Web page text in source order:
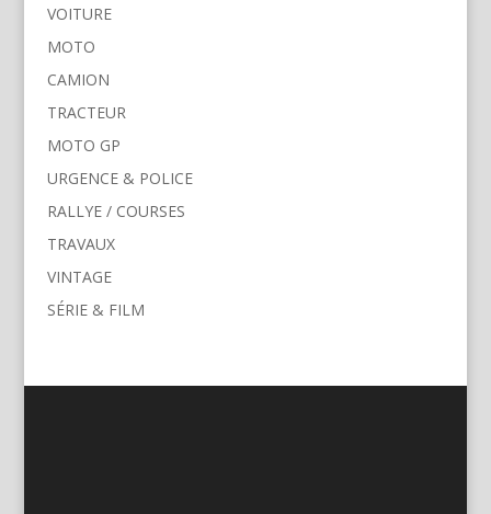
VOITURE
MOTO
CAMION
TRACTEUR
MOTO GP
URGENCE & POLICE
RALLYE / COURSES
TRAVAUX
VINTAGE
SÉRIE & FILM